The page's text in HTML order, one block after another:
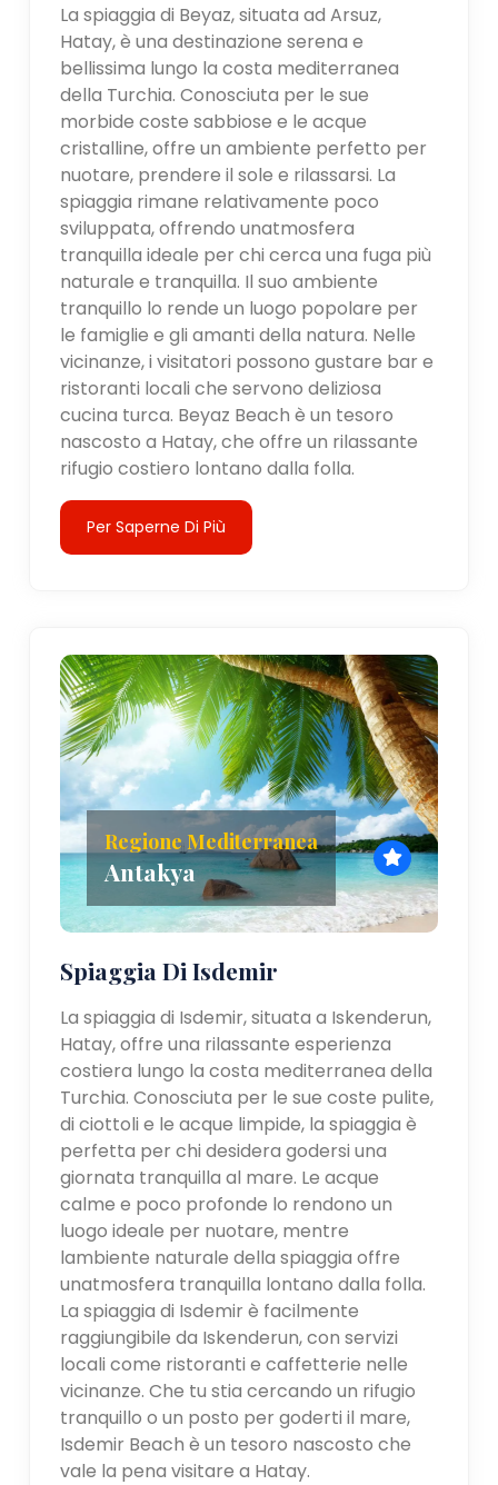
La spiaggia di Beyaz, situata ad Arsuz,
Hatay, è una destinazione serena e
bellissima lungo la costa mediterranea
della Turchia. Conosciuta per le sue
morbide coste sabbiose e le acque
cristalline, offre un ambiente perfetto per
nuotare, prendere il sole e rilassarsi. La
spiaggia rimane relativamente poco
sviluppata, offrendo unatmosfera
tranquilla ideale per chi cerca una fuga più
naturale e tranquilla. Il suo ambiente
tranquillo lo rende un luogo popolare per
le famiglie e gli amanti della natura. Nelle
vicinanze, i visitatori possono gustare bar e
ristoranti locali che servono deliziosa
cucina turca. Beyaz Beach è un tesoro
nascosto a Hatay, che offre un rilassante
rifugio costiero lontano dalla folla.
Per Saperne Di Più
Regione Mediterranea
Antakya
Spiaggia Di Isdemir
La spiaggia di Isdemir, situata a Iskenderun,
Hatay, offre una rilassante esperienza
costiera lungo la costa mediterranea della
Turchia. Conosciuta per le sue coste pulite,
di ciottoli e le acque limpide, la spiaggia è
perfetta per chi desidera godersi una
giornata tranquilla al mare. Le acque
calme e poco profonde lo rendono un
luogo ideale per nuotare, mentre
lambiente naturale della spiaggia offre
unatmosfera tranquilla lontano dalla folla.
La spiaggia di Isdemir è facilmente
raggiungibile da Iskenderun, con servizi
locali come ristoranti e caffetterie nelle
vicinanze. Che tu stia cercando un rifugio
tranquillo o un posto per goderti il ​​mare,
Isdemir Beach è un tesoro nascosto che
vale la pena visitare a Hatay.